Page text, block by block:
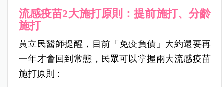
流感疫苗2大施打原則：提前施打、分齡
施打
黃立民醫師提醒，目前「免疫負債」大約還要再
一年才會回到常態，民眾可以掌握兩大流感疫苗
施打原則：